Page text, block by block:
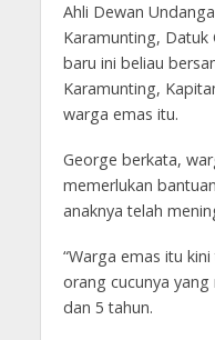
Ahli Dewan
Karamunting,
baru ini beliau
Karamunting,
warga emas itu.
George berkata,
memerlukan
anaknya telah
“Warga emas itu
orang cucunya
dan 5 tahun.